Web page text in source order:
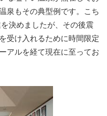
泉もその典型例です。こち
決めましたが、その後震
受け入れるために時間限定
アルを経て現在に至ってお